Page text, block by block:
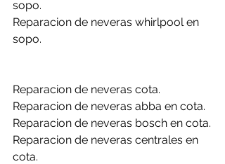
sopo.
Reparacion de neveras whirlpool en
sopo.
Reparacion de neveras cota.
Reparacion de neveras abba en cota.
Reparacion de neveras bosch en cota.
Reparacion de neveras centrales en
cota.